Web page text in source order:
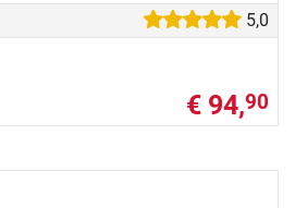
5,0
€ 94,90